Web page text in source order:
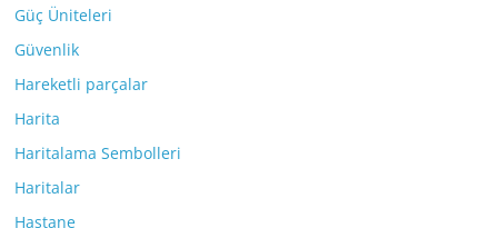
Güç Üniteleri
Güvenlik
Hareketli parçalar
Harita
Haritalama Sembolleri
Haritalar
Hastane